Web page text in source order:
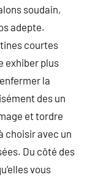
soudain,
adepte.
courtes
exhiber plus
la
des un
et tordre
choisir avec un
Du côté des
vous